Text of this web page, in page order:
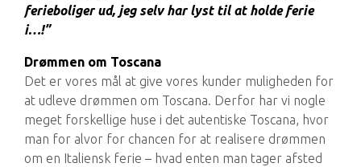
ferieboliger ud, jeg selv har lyst til at holde ferie
i…!”
Drømmen om Toscana
Det er vores mål at give vores kunder muligheden for
at udleve drømmen om Toscana. Derfor har vi nogle
meget forskellige huse i det autentiske Toscana, hvor
man for alvor for chancen for at realisere drømmen
om en Italiensk ferie – hvad enten man tager afsted